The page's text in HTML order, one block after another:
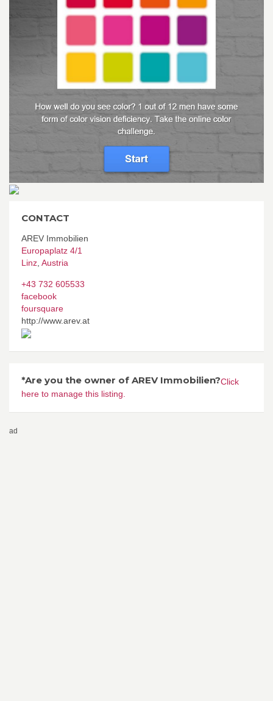
CONTACT
AREV Immobilien
Europaplatz 4/1
Linz Austria
+43 732 605533
facebook
foursquare
http://www.arev.at
*Are you the owner of AREV Immobilien?Click
here to manage this listing.
ad